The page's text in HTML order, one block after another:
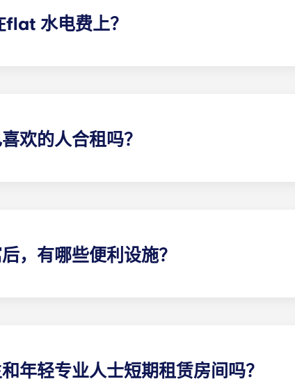
水电费上？
欢的人合租吗？
，有哪些便利设施？
年轻专业人士短期租赁房间吗？